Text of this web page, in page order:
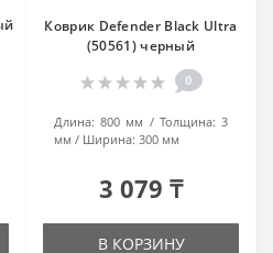
Коврик Defender Black Ultra
(50561) черный
0
Длина: 800 мм Толщина: 3
мм
Ширина: 300 мм
3 079 ₸
В КОРЗИНУ